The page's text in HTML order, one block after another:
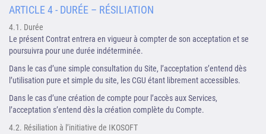
ARTICLE 4 - DURÉE – RÉSILIATION
4.1. Durée
Le présent Contrat entrera en vigueur à compter de son acceptation et se
poursuivra pour une durée indéterminée.
Dans le cas d’une simple consultation du Site, l’acceptation s’entend dès
l’utilisation pure et simple du site, les CGU étant librement accessibles.
Dans le cas d’une création de compte pour l’accès aux Services,
l’acceptation s’entend dès la création complète du Compte.
4.2. Résiliation à l’initiative de IKOSOFT